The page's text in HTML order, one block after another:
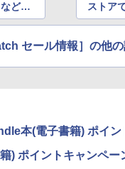
ど、
セー
ストア
ンガ＆
セール情報］の他
本(電子書籍) ポイ
) ポイントキャンペー